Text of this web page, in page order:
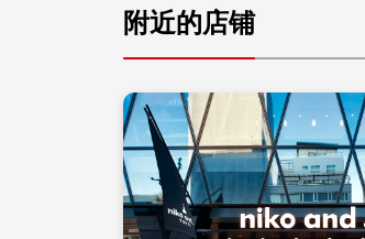
附近的店铺